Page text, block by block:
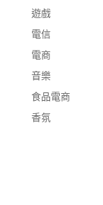
遊戲
電信
電商
音樂
食品電商
香氛